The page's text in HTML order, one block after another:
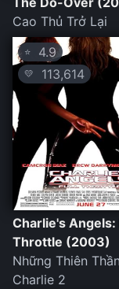
Cao Thủ Trở Lại
⭐ 4.9
💛 113,614
Charlie's Angels:
Throttle (2003)
Những Thiên
Charlie 2